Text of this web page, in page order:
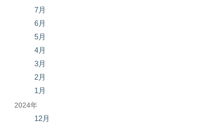
7月
6月
5月
4月
3月
2月
1月
2024年
12月